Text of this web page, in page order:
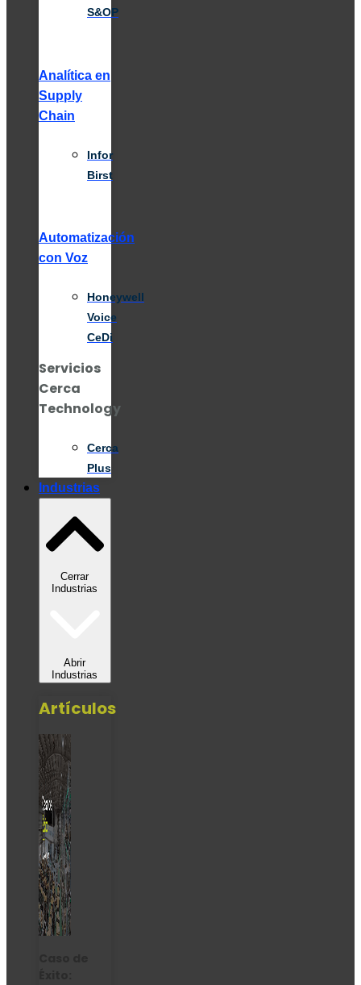
S&OP
Analítica en
Supply
Chain
Infor
Birst
Automatización
con Voz
Honeywell
Voice
CeDi
Servicios
Cerca
Technology
Cerca
Plus
Industrias
Cerrar
Industrias
Abrir
Industrias
Artículos